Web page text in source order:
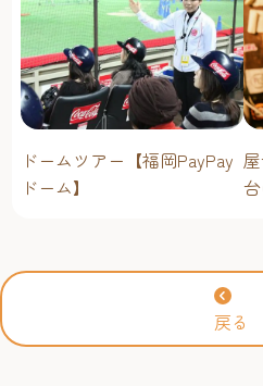
ドームツアー【福岡PayPay
ドーム】
戻る